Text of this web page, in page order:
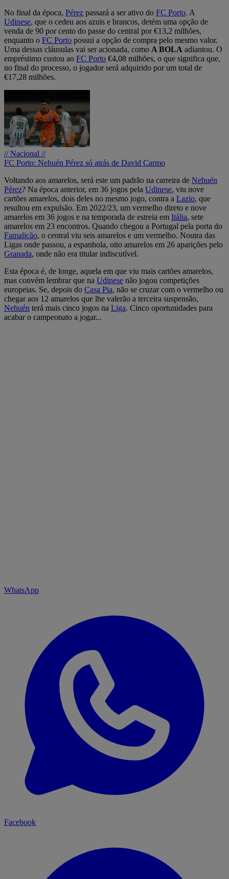
No final da época, Pérez passará a ser ativo do FC Porto. A
Udinese, que o cedeu aos azuis e brancos, detém uma opção de
venda de 90 por cento do passe do central por €13,2 milhões,
enquanto o FC Porto possui a opção de compra pelo mesmo valor.
Uma dessas cláusulas vai ser acionada, como A BOLA adiantou. O
empréstimo custou ao FC Porto €4,08 milhões, o que significa que,
no final do processo, o jogador será adquirido por um total de
€17,28 milhões.
// Nacional //
FC Porto: Nehuén Pérez só atrás de David Carmo
Voltando aos amarelos, será este um padrão na carreira de Nehuén
Pérez? Na época anterior, em 36 jogos pela Udinese, viu nove
cartões amarelos, dois deles no mesmo jogo, contra a Lazio, que
resultou em expulsão. Em 2022/23, um vermelho direto e nove
amarelos em 36 jogos e na temporada de estreia em Itália, sete
amarelos em 23 encontros. Quando chegou a Portugal pela porta do
Famalicão, o central viu seis amarelos e um vermelho. Noutra das
Ligas onde passou, a espanhola, oito amarelos em 26 aparições pelo
Granada, onde não era titular indiscutível.
Esta época é, de longe, aquela em que viu mais cartões amarelos,
mas convém lembrar que na Udinese não jogou competições
europeias. Se, depois do Casa Pia, não se cruzar com o vermelho ou
chegar aos 12 amarelos que lhe valerão a terceira suspensão,
Nehuén terá mais cinco jogos na Liga. Cinco oportunidades para
acabar o campeonato a jogar...
WhatsApp
Facebook